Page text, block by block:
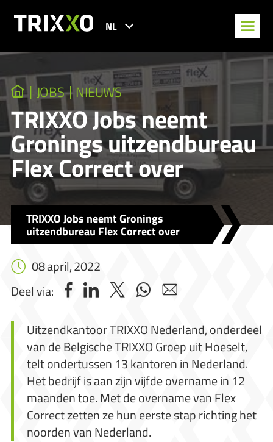
NL
JOBS NIEUWS
TRIXXO Jobs neemt
Gronings uitzendbureau
Flex Correct over
TRIXXO Jobs neemt Gronings
uitzendbureau Flex Correct over
08 april, 2022
Deel via:
Uitzendkantoor TRIXXO Nederland, onderdeel
van de Belgische TRIXXO Groep uit Hoeselt,
telt ondertussen 13 kantoren in Nederland.
Het bedrijf is aan zijn vijfde overname in 12
maanden toe. Met de overname van Flex
Correct zetten ze hun eerste stap richting het
noorden van Nederland.